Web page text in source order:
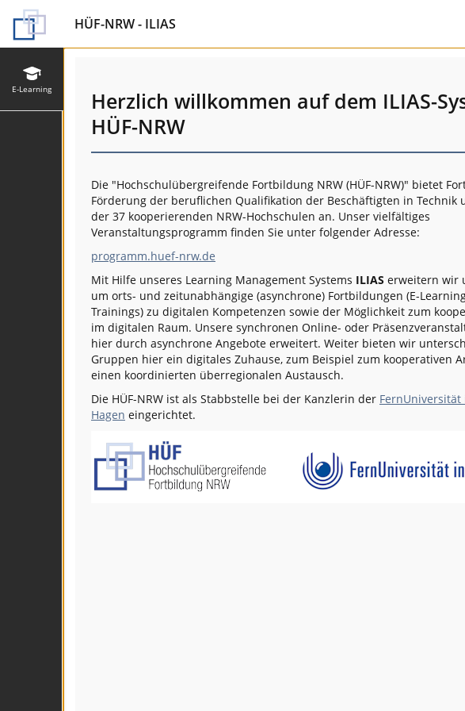
HÜF-NRW - ILIAS
E-Learning
Herzlich willkommen auf dem ILIAS-
HÜF-NRW
Die "Hochschulübergreifende Fortbildung NRW (HÜF-NRW)" bietet
Förderung der beruflichen Qualifikation der Beschäftigten in Technik
der 37 kooperierenden NRW-Hochschulen an. Unser vielfältiges
Veranstaltungsprogramm finden Sie unter folgender Adresse:
programm.huef-nrw.de
Mit Hilfe unseres Learning Management Systems ILIAS erweitern wir
um orts- und zeitunabhängige (asynchrone) Fortbildungen (E-
Trainings) zu digitalen Kompetenzen sowie der Möglichkeit zum
im digitalen Raum. Unsere synchronen Online- oder
hier durch asynchrone Angebote erweitert. Weiter bieten wir
Gruppen hier ein digitales Zuhause, zum Beispiel zum kooperativen
einen koordinierten überregionalen Austausch.
Die HÜF-NRW ist als Stabbstelle bei der Kanzlerin der FernUniversität
Hagen eingerichtet.